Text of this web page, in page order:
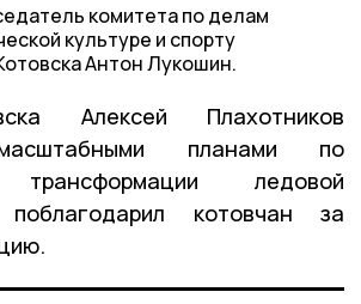
комитета по делам
культуре и спорту
Антон Лукошин.
Алексей Плахотников
планами по
трансформации ледовой
котовчан за